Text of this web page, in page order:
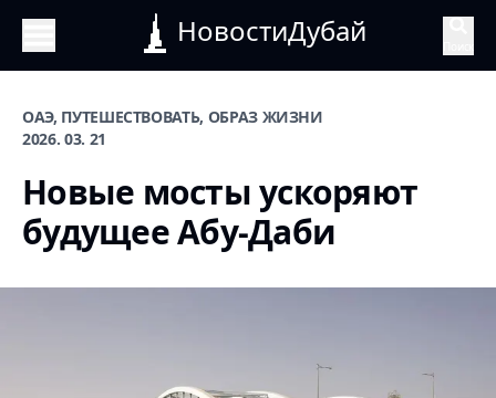
НовостиДубай
ОАЭ, ПУТЕШЕСТВОВАТЬ, ОБРАЗ ЖИЗНИ
2026. 03. 21
Новые мосты ускоряют
будущее Абу-Даби